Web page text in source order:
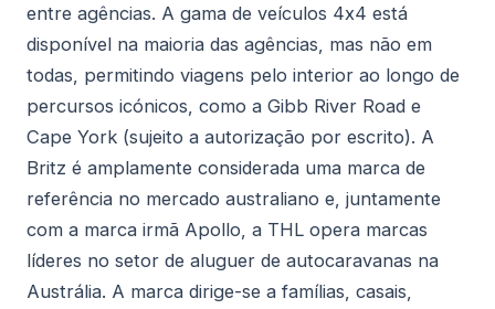
entre agências. A gama de veículos 4x4 está
disponível na maioria das agências, mas não em
todas, permitindo viagens pelo interior ao longo de
percursos icónicos, como a Gibb River Road e
Cape York (sujeito a autorização por escrito). A
Britz é amplamente considerada uma marca de
referência no mercado australiano e, juntamente
com a marca irmã Apollo, a THL opera marcas
líderes no setor de aluguer de autocaravanas na
Austrália. A marca dirige-se a famílias, casais,